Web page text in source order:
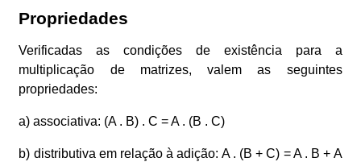
Propriedades
Verificadas as condições de existência para a
multiplicação de matrizes, valem as seguintes
propriedades:
a) associativa: (A . B) . C = A . (B . C)
b) distributiva em relação à adição: A . (B + C) = A . B + A